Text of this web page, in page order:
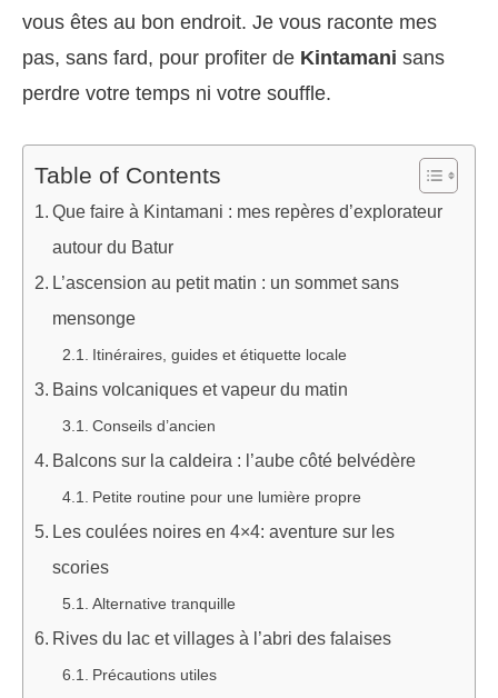
vous êtes au bon endroit. Je vous raconte mes
pas, sans fard, pour profiter de Kintamani sans
perdre votre temps ni votre souffle.
Table of Contents
Que faire à Kintamani : mes repères d’explorateur
autour du Batur
L’ascension au petit matin : un sommet sans
mensonge
Itinéraires, guides et étiquette locale
Bains volcaniques et vapeur du matin
Conseils d’ancien
Balcons sur la caldeira : l’aube côté belvédère
Petite routine pour une lumière propre
Les coulées noires en 4×4: aventure sur les
scories
Alternative tranquille
Rives du lac et villages à l’abri des falaises
Précautions utiles